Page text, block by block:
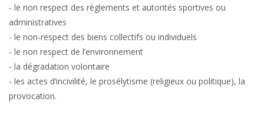
- le non respect des règlements et autorités sportives ou
administratives
- le non-respect des biens collectifs ou individuels
- le non respect de l’environnement
- la dégradation volontaire
- les actes d’incivilité, le prosélytisme (religieux ou politique), la
provocation.